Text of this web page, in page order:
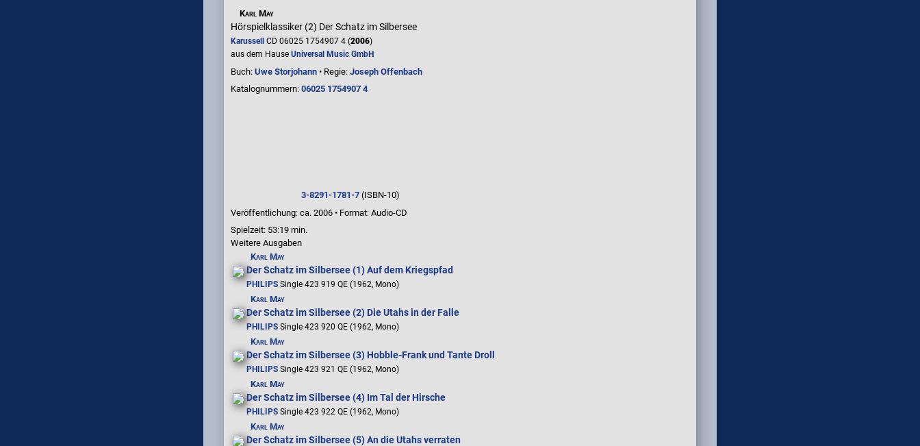
Karl May
Hörspielklassiker (2) Der Schatz im Silbersee
Karussell CD 06025 1754907 4 (2006)
aus dem Hause Universal Music GmbH
Buch: Uwe Storjohann • Regie: Joseph Offenbach
Katalognummern: 06025 1754907 4
3-8291-1781-7 (ISBN-10)
Veröffentlichung: ca. 2006 • Format: Audio-CD
Spielzeit: 53:19 min.
Weitere Ausgaben
Karl May
Der Schatz im Silbersee (1) Auf dem Kriegspfad
PHILIPS Single 423 919 QE (1962, Mono)
Karl May
Der Schatz im Silbersee (2) Die Utahs in der Falle
PHILIPS Single 423 920 QE (1962, Mono)
Karl May
Der Schatz im Silbersee (3) Hobble-Frank und Tante Droll
PHILIPS Single 423 921 QE (1962, Mono)
Karl May
Der Schatz im Silbersee (4) Im Tal der Hirsche
PHILIPS Single 423 922 QE (1962, Mono)
Karl May
Der Schatz im Silbersee (5) An die Utahs verraten